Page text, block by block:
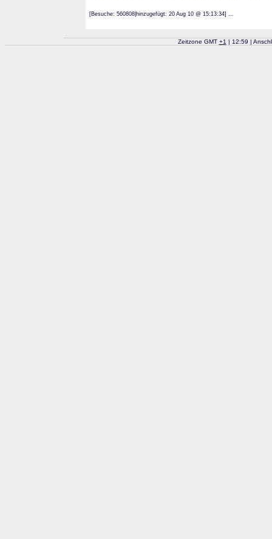
[Besuche: 560808|hinzugefügt: 20 Aug 10 @ 15:13:34] ...
Zeitzone GMT +1 | 12:59 |